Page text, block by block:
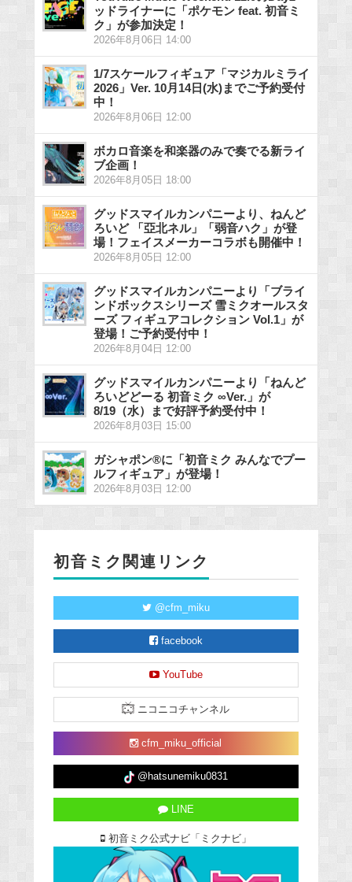
ッドライナーに「ポケモン feat. 初音ミ
ク」が参加決定！
2026年8月06日 14:00
1/7スケールフィギュア「マジカルミライ
2026」Ver. 10月14日(水)までご予約受付
中！
2026年8月06日 12:00
ボカロ音楽を和楽器のみで奏でる新ライ
ブ企画！
2026年8月05日 18:00
グッドスマイルカンパニーより、ねんど
ろいど 「亞北ネル」「弱音ハク」が登
場！フェイスメーカーコラボも開催中！
2026年8月05日 12:00
グッドスマイルカンパニーより「ブライ
ンドボックスシリーズ 雪ミクオールスタ
ーズ フィギュアコレクション Vol.1」が
登場！ご予約受付中！
2026年8月04日 12:00
グッドスマイルカンパニーより「ねんど
ろいどどーる 初音ミク ∞Ver.」が
8/19（水）まで好評予約受付中！
2026年8月03日 15:00
ガシャポン®に「初音ミク みんなでプー
ルフィギュア」が登場！
2026年8月03日 12:00
初音ミク関連リンク
@cfm_miku
facebook
YouTube
ニコニコチャンネル
cfm_miku_official
@hatsunemiku0831
LINE
初音ミク公式ナビ「ミクナビ」